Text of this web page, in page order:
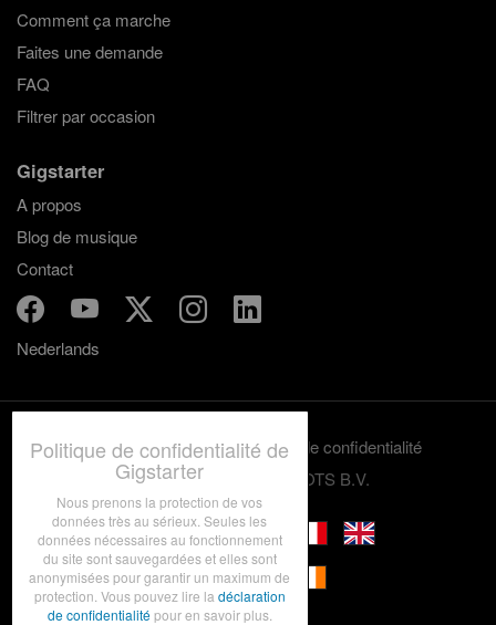
Comment ça marche
Faites une demande
FAQ
Filtrer par occasion
Gigstarter
A propos
Blog de musique
Contact
Nederlands
Termes et conditions
Politique de confidentialité
© 2012-2026 GRASSROOTS B.V.
Politique de confidentialité de
Gigstarter
Nous prenons la protection de vos
données très au sérieux. Seules les
données nécessaires au fonctionnement
du site sont sauvegardées et elles sont
anonymisées pour garantir un maximum de
protection. Vous pouvez lire la déclaration
de confidentialitépour en savoir plus.